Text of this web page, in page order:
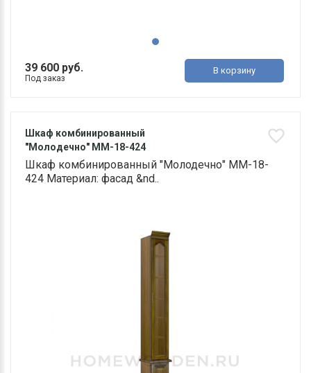
39 600 руб.
Под заказ
В корзину
Шкаф комбинированный
"Молодечно" ММ-18-424
Шкаф комбинированный "Молодечно" ММ-18-
424 Материал: фасад &nd..